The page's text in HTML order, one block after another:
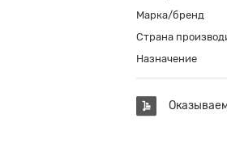
Марка/бренд
Страна
Назначение